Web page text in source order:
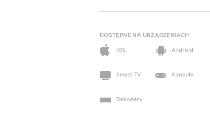
DOSTĘPNE NA URZĄDZENIACH
iOS
Android
Smart TV Konsole
Dekodery